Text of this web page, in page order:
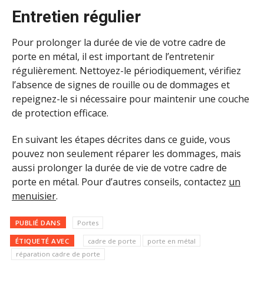
Entretien régulier
Pour prolonger la durée de vie de votre cadre de
porte en métal, il est important de l’entretenir
régulièrement. Nettoyez-le périodiquement, vérifiez
l’absence de signes de rouille ou de dommages et
repeignez-le si nécessaire pour maintenir une couche
de protection efficace.
En suivant les étapes décrites dans ce guide, vous
pouvez non seulement réparer les dommages, mais
aussi prolonger la durée de vie de votre cadre de
porte en métal. Pour d’autres conseils, contactez un
menuisier.
PUBLIÉ DANS Portes
ÉTIQUETÉ AVEC cadre de porte
porte en métal
réparation cadre de porte